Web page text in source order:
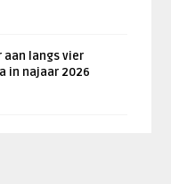
aan langs vier
in najaar 2026